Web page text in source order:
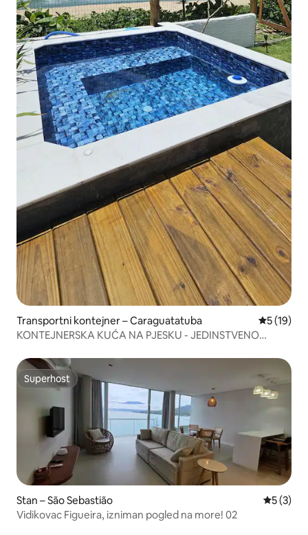
Transportni kontejner – Caraguatatuba Prosječna
5 (19)
KONTEJNERSKA KUĆA NA PJESKU - JEDINSTVENO
Superhost
Superhost
Stan – São Sebastião
5 (3)
Vidikovac Figueira, izniman pogled na more! 02